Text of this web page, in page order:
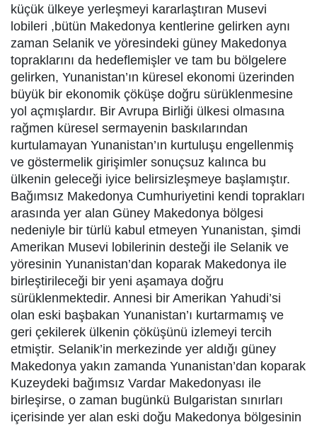
küçük ülkeye yerleşmeyi kararlaştıran Musevi
lobileri ,bütün Makedonya kentlerine gelirken aynı
zaman Selanik ve yöresindeki güney Makedonya
topraklarını da hedeflemişler ve tam bu bölgelere
gelirken, Yunanistan’ın küresel ekonomi üzerinden
büyük bir ekonomik çöküşe doğru sürüklenmesine
yol açmışlardır. Bir Avrupa Birliği ülkesi olmasına
rağmen küresel sermayenin baskılarından
kurtulamayan Yunanistan’ın kurtuluşu engellenmiş
ve göstermelik girişimler sonuçsuz kalınca bu
ülkenin geleceği iyice belirsizleşmeye başlamıştır.
Bağımsız Makedonya Cumhuriyetini kendi toprakları
arasında yer alan Güney Makedonya bölgesi
nedeniyle bir türlü kabul etmeyen Yunanistan, şimdi
Amerikan Musevi lobilerinin desteği ile Selanik ve
yöresinin Yunanistan’dan koparak Makedonya ile
birleştirileceği bir yeni aşamaya doğru
sürüklenmektedir. Annesi bir Amerikan Yahudi’si
olan eski başbakan Yunanistan’ı kurtarmamış ve
geri çekilerek ülkenin çöküşünü izlemeyi tercih
etmiştir. Selanik’in merkezinde yer aldığı güney
Makedonya yakın zamanda Yunanistan’dan koparak
Kuzeydeki bağımsız Vardar Makedonyası ile
birleşirse, o zaman bugünkü Bulgaristan sınırları
içerisinde yer alan eski doğu Makedonya bölgesinin